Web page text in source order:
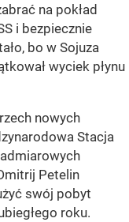
na pokład
i bezpiecznie
bo w Sojuza
wyciek płynu
nowych
Stacja
Petelin
swój pobyt
roku.